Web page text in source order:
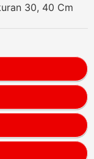
30, 40 Cm